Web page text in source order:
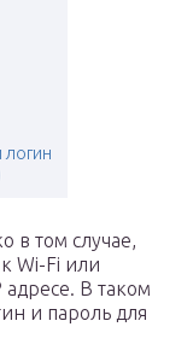
логин
в том случае,
Wi-Fi или
В таком
и пароль для